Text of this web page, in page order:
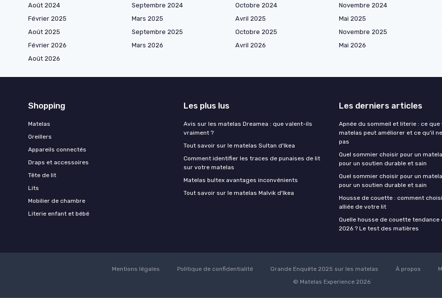
Août 2024
Septembre 2024 Octobre 2024 Novembre 2024
Février 2025
Mars 2025 Avril 2025 Mai 2025
Août 2025
Septembre 2025 Octobre 2025 Novembre 2025
Février 2026
Mars 2026 Avril 2026 Mai 2026
Août 2026
Shopping
Matelas
Oreillers
Appareils connectés
Draps et accessoires
Tête de lit
Lits
Mobilier de chambre
Literie enfant et bébé
Les plus lus
Avis sur les matelas Dreamea : que valent-ils
vraiment ?
Tout savoir sur le matelas Sultan d'Ikea
Comment identifier les traces de punaises de lit
sur votre matelas
Matelas bultex avantages inconvénients
Tout savoir sur le matelas Malvik d'Ikea
Les derniers articles
Apnée du sommeil et literie : ce
matelas peut améliorer et ce qu'il
pas
Quel sommier choisir pour un
pour un soutien durable et sain
Quel sommier choisir pour un
pour un soutien durable et sain
Housse de couette : comment
alliée de votre lit
Quelle housse de couette tendance
2026 ? Le test des matières
Mentions légales Politique de confidentialité Grande Enquête 2025 sur les matelas À propos
© Matelas Experience 2026